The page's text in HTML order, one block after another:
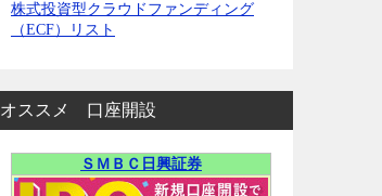
株式投資型クラウドファンディング
（ECF）リスト
オススメ 口座開設
ＳＭＢＣ日興証券